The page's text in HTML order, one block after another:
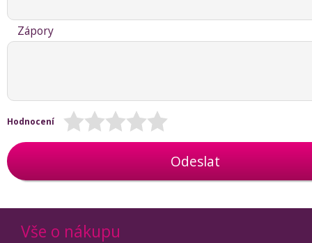
Zápory
Hodnocení
Odeslat
Vše o nákupu